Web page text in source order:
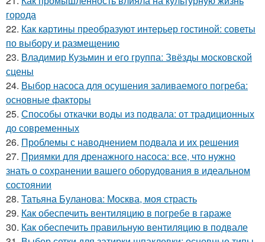
города
22. Как картины преобразуют интерьер гостиной: советы
по выбору и размещению
23. Владимир Кузьмин и его группа: Звёзды московской
сцены
24. Выбор насоса для осушения заливаемого погреба:
основные факторы
25. Способы откачки воды из подвала: от традиционных
до современных
26. Проблемы с наводнением подвала и их решения
27. Приямки для дренажного насоса: все, что нужно
знать о сохранении вашего оборудования в идеальном
состоянии
28. Татьяна Буланова: Москва, моя страсть
29. Как обеспечить вентиляцию в погребе в гараже
30. Как обеспечить правильную вентиляцию в подвале